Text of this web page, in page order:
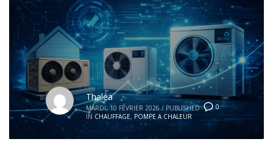
0
Thaléa
MARDI, 10 FÉVRIER 2026 / PUBLISHED
IN CHAUFFAGE, POMPE A CHALEUR